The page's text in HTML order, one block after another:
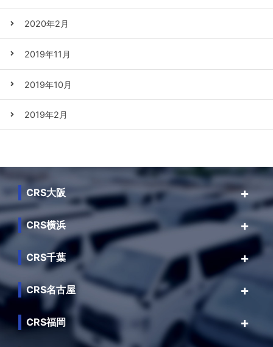
2020年2月
2019年11月
2019年10月
2019年2月
CRS大阪
CRS横浜
CRS千葉
CRS名古屋
CRS福岡